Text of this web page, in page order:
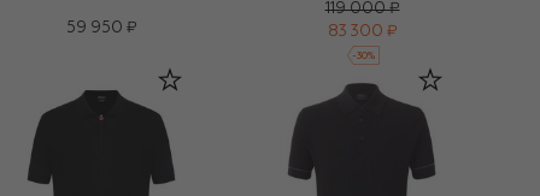
59 950 ₽
119 000 ₽
83 300 ₽
-30%